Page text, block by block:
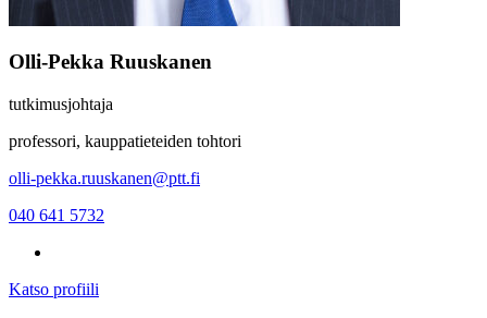
Olli-Pekka Ruuskanen
tutkimusjohtaja
professori, kauppatieteiden tohtori
olli-pekka.ruuskanen@ptt.fi
040 641 5732
Katso profiili